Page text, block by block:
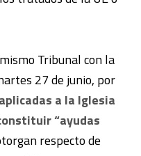
Tribunal con la
27 de junio, por
a la Iglesia
“ayudas
respecto de